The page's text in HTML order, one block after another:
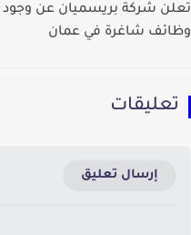
وظائف شاغرة في عمان
تعليقات
إرسال تعليق